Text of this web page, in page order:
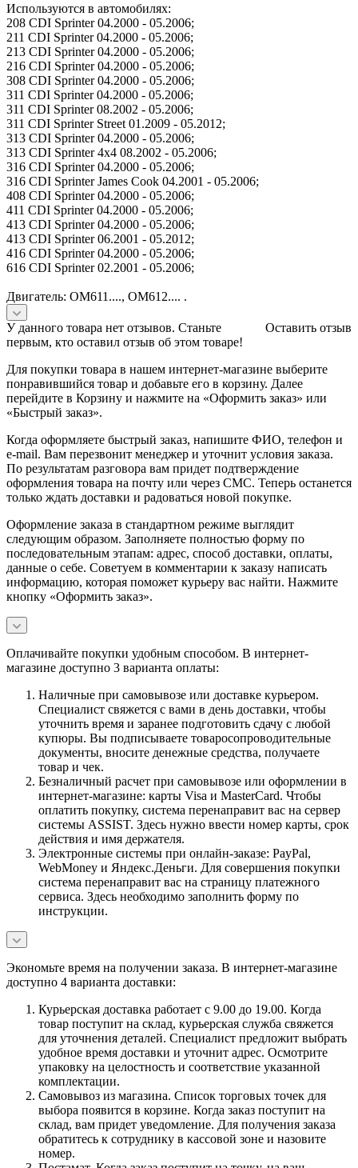
Используются в автомобилях:
208 CDI Sprinter 04.2000 - 05.2006;
211 CDI Sprinter 04.2000 - 05.2006;
213 CDI Sprinter 04.2000 - 05.2006;
216 CDI Sprinter 04.2000 - 05.2006;
308 CDI Sprinter 04.2000 - 05.2006;
311 CDI Sprinter 04.2000 - 05.2006;
311 CDI Sprinter 08.2002 - 05.2006;
311 CDI Sprinter Street 01.2009 - 05.2012;
313 CDI Sprinter 04.2000 - 05.2006;
313 CDI Sprinter 4x4 08.2002 - 05.2006;
316 CDI Sprinter 04.2000 - 05.2006;
316 CDI Sprinter James Cook 04.2001 - 05.2006;
408 CDI Sprinter 04.2000 - 05.2006;
411 CDI Sprinter 04.2000 - 05.2006;
413 CDI Sprinter 04.2000 - 05.2006;
413 CDI Sprinter 06.2001 - 05.2012;
416 CDI Sprinter 04.2000 - 05.2006;
616 CDI Sprinter 02.2001 - 05.2006;
Двигатель: OM611...., OM612.... .
Оставить отзыв
У данного товара нет отзывов. Станьте
первым, кто оставил отзыв об этом товаре!
Для покупки товара в нашем интернет-магазине выберите
понравившийся товар и добавьте его в корзину. Далее
перейдите в Корзину и нажмите на «Оформить заказ» или
«Быстрый заказ».
Когда оформляете быстрый заказ, напишите ФИО, телефон и
e-mail. Вам перезвонит менеджер и уточнит условия заказа.
По результатам разговора вам придет подтверждение
оформления товара на почту или через СМС. Теперь останется
только ждать доставки и радоваться новой покупке.
Оформление заказа в стандартном режиме выглядит
следующим образом. Заполняете полностью форму по
последовательным этапам: адрес, способ доставки, оплаты,
данные о себе. Советуем в комментарии к заказу написать
информацию, которая поможет курьеру вас найти. Нажмите
кнопку «Оформить заказ».
Оплачивайте покупки удобным способом. В интернет-
магазине доступно 3 варианта оплаты:
Наличные при самовывозе или доставке курьером.
Специалист свяжется с вами в день доставки, чтобы
уточнить время и заранее подготовить сдачу с любой
купюры. Вы подписываете товаросопроводительные
документы, вносите денежные средства, получаете
товар и чек.
Безналичный расчет при самовывозе или оформлении в
интернет-магазине: карты Visa и MasterCard. Чтобы
оплатить покупку, система перенаправит вас на сервер
системы ASSIST. Здесь нужно ввести номер карты, срок
действия и имя держателя.
Электронные системы при онлайн-заказе: PayPal,
WebMoney и Яндекс.Деньги. Для совершения покупки
система перенаправит вас на страницу платежного
сервиса. Здесь необходимо заполнить форму по
инструкции.
Экономьте время на получении заказа. В интернет-магазине
доступно 4 варианта доставки:
Курьерская доставка работает с 9.00 до 19.00. Когда
товар поступит на склад, курьерская служба свяжется
для уточнения деталей. Специалист предложит выбрать
удобное время доставки и уточнит адрес. Осмотрите
упаковку на целостность и соответствие указанной
комплектации.
Самовывоз из магазина. Список торговых точек для
выбора появится в корзине. Когда заказ поступит на
склад, вам придет уведомление. Для получения заказа
обратитесь к сотруднику в кассовой зоне и назовите
номер.